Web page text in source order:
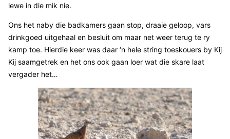
lewe in die mik nie.
Ons het naby die badkamers gaan stop, draaie geloop, vars
drinkgoed uitgehaal en besluit om maar net weer terug te ry
kamp toe. Hierdie keer was daar ‘n hele string toeskouers by Kij
Kij saamgetrek en het ons ook gaan loer wat die skare laat
vergader het…